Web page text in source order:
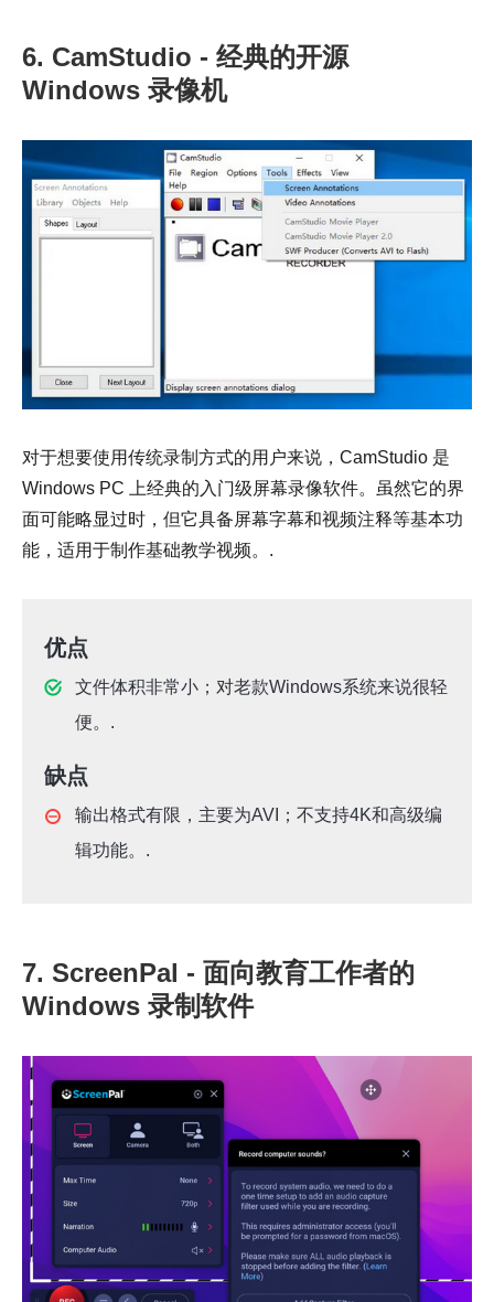
6. CamStudio - 经典的开源
Windows 录像机
对于想要使用传统录制方式的用户来说，CamStudio 是
Windows PC 上经典的入门级屏幕录像软件。虽然它的界
面可能略显过时，但它具备屏幕字幕和视频注释等基本功
能，适用于制作基础教学视频。.
优点
文件体积非常小；对老款Windows系统来说很轻
便。.
缺点
输出格式有限，主要为AVI；不支持4K和高级编
辑功能。.
7. ScreenPal - 面向教育工作者的
Windows 录制软件